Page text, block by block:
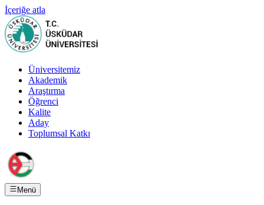
İçeriğe atla
Üniversitemiz
Akademik
Araştırma
Öğrenci
Kalite
Aday
Toplumsal Katkı
Menü